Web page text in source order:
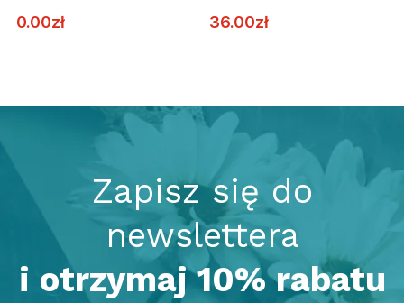
0.00zł 36.00zł
Zapisz się do
newslettera
i otrzymaj 10% rabatu